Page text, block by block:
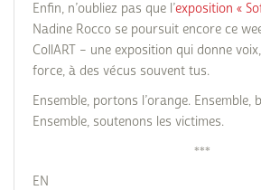
Enfin, n’oubliez pas que l’exposition «
Nadine Rocco se poursuit encore ce
CollART – une exposition qui donne
force, à des vécus souvent tus.
Ensemble, portons l’orange. Ensemble,
Ensemble, soutenons les victimes.
***
EN